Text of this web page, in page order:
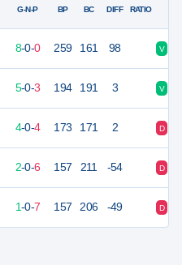
G-N-P BP BC DIFF RATIO
8-0-0 259 161 98 V
5-0-3 194 191 3 V
4-0-4 173 171 2 D
2-0-6 157 211 -54 D
1-0-7 157 206 -49 D